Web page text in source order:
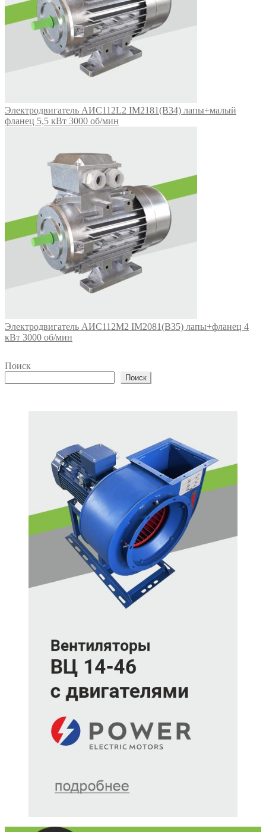
Электродвигатель АИС112L2 IM2181(B34) лапы+малый
фланец 5,5 кВт 3000 об/мин
Электродвигатель АИС112М2 IM2081(B35) лапы+фланец 4
кВт 3000 об/мин
Поиск
Поиск